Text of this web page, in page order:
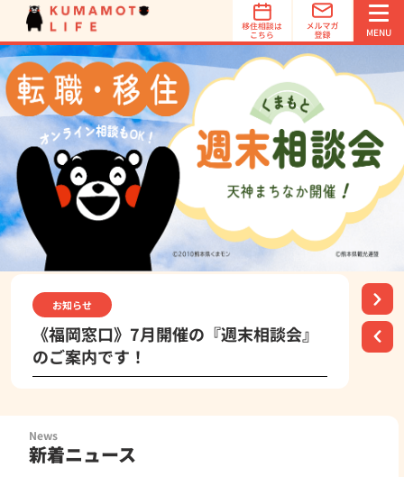
MENU
オススメ地域診断
簡単3ステップでオススメ地域を診断！
徴」「魅力」を選択するだけで、オススメの移住先を診断
します。診断は1分で完了！
オススメ地域診断スタート
イベント
お知らせ
《福岡窓口》7月開催の『週末相談会』
のご案内です！
お知らせ
インタビュー
News
新着ニュース